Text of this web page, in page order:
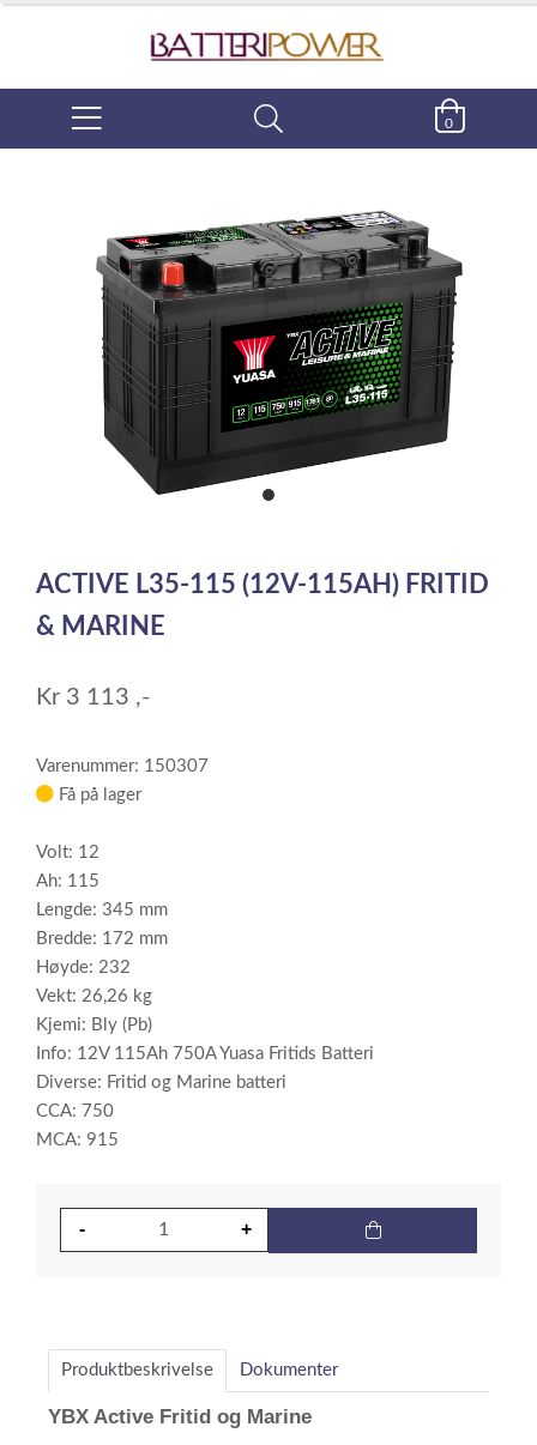
0
item
of
1
ACTIVE L35-115 (12V-115AH) FRITID
& MARINE
Kr 3 113 ,-
Varenummer: 150307
Få på lager
Volt: 12
Ah: 115
Lengde: 345 mm
Bredde: 172 mm
Høyde: 232
Vekt: 26,26 kg
Kjemi: Bly (Pb)
Info: 12V 115Ah 750A Yuasa Fritids Batteri
Diverse: Fritid og Marine batteri
CCA: 750
MCA: 915
Produktbeskrivelse Dokumenter
YBX Active Fritid og Marine